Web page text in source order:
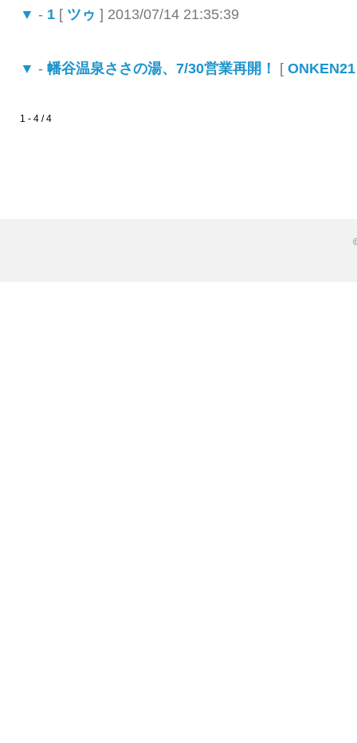
▼ - 1 [ ツゥ ] 2013/07/14 21:35:39
▼ - 幡谷温泉ささの湯、7/30営業再開！ [ ONKEN21
1 - 4 / 4